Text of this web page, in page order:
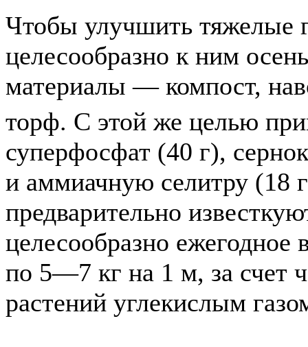
Чтобы улучшить тяжелые
целесообразно к ним
материалы — компост,
торф. С этой же целью
суперфосфат (40 г),
и аммиачную селитру (18
предварительно
целесообразно ежегодное
по 5—7 кг на 1 м, за счет
растений углекислым